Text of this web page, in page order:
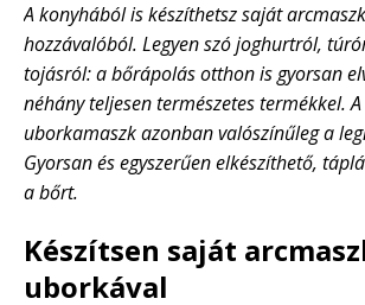
A konyhából is készíthetsz saját
hozzávalóból. Legyen szó joghurtról,
tojásról: a bőrápolás otthon is gyorsan
néhány teljesen természetes termékkel.
uborkamaszk azonban valószínűleg a
Gyorsan és egyszerűen elkészíthető,
a bőrt.
Készítsen saját
uborkával